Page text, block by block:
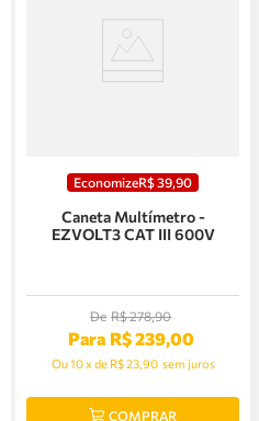
EconomizeR$39,90
Caneta Multímetro -
EZVOLT3 CAT III 600V
De R$278,90
Para R$239,00
Ou10xde R$ 23,90 sem juros
COMPRAR